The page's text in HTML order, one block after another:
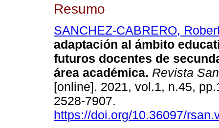
Resumo
SANCHEZ-CABRERO,
adaptación al ámbito
futuros docentes de
área académica. Revista
[online]. 2021, vol.1, n.45,
2528-7907.
https://doi.org/10.36097/